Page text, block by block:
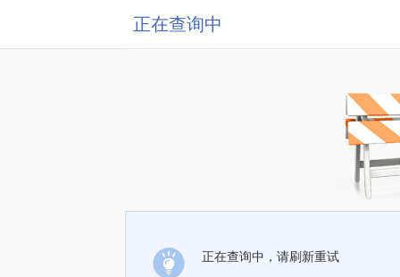
正在查询中
正在查询中，请刷新重试